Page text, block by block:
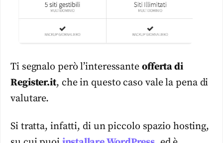
Ti segnalo però l’interessante offerta di
Register.it, che in questo caso vale la pena di
valutare.
Si tratta, infatti, di un piccolo spazio hosting,